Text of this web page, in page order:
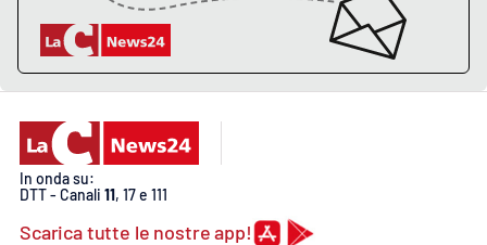
In onda su:
DTT - Canali 11, 17 e 111
Scarica tutte le nostre app!